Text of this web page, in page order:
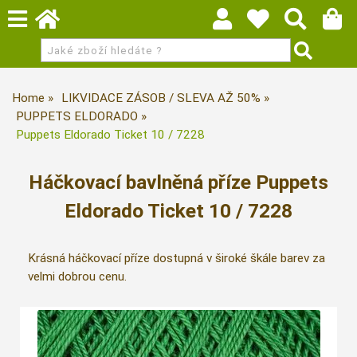
Home
LIKVIDACE ZÁSOB / SLEVA AŽ 50%
PUPPETS ELDORADO
Puppets Eldorado Ticket 10 / 7228
Háčkovací bavlněná příze Puppets
Eldorado Ticket 10 / 7228
Krásná háčkovací příze dostupná v široké škále barev za
velmi dobrou cenu.